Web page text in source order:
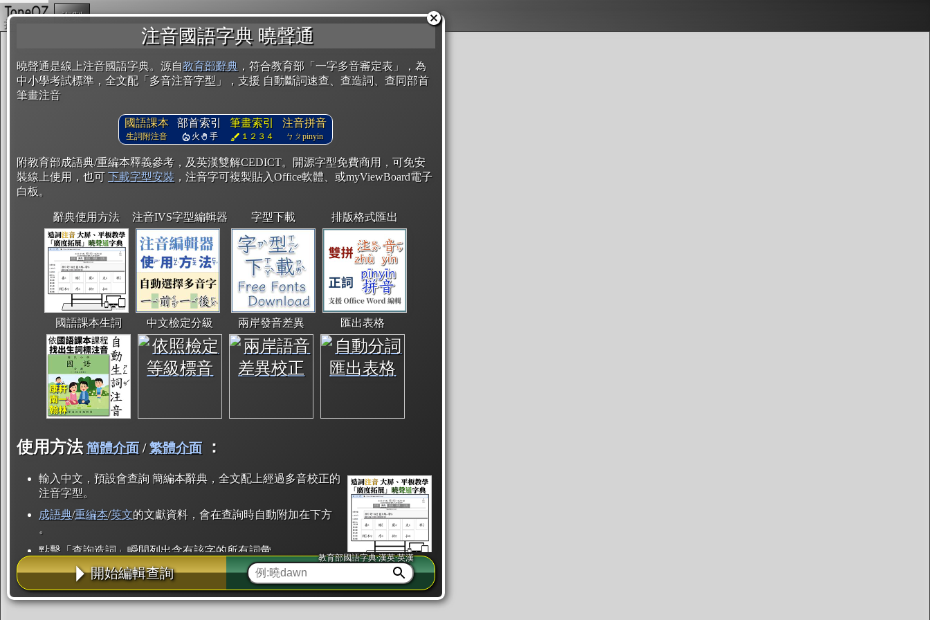
注音國語字典 曉聲通
曉聲通是線上注音國語字典。源自教育部辭典 ，符合教育部「一字多音審定表」，為
中小學考試標準，全文配「多音注音字型」，支援 自動斷詞速查、查造詞、查同部首
筆畫注音
國語課本
生詞附注音
部首索引
火 手
筆畫索引
１２３４
注音拼音
ㄅㄆpinyin
附教育部成語典/重編本釋義參考，及英漢雙解CEDICT。開源字型免費商用，可免安
裝線上使用，也可 下載字型安裝 ，注音字可複製貼入Office軟體、或myViewBoard電子
白板。
辭典使用方法 注音IVS字型編輯器 字型下載 排版格式匯出
國語課本生詞 中文檢定分級 兩岸發音差異 匯出表格
使用方法 簡體介面/繁體介面 ：
輸入中文，預設會查詢 簡編本辭典，全文配上經過多音校正的
注音字型。
成語典/重編本/英文的文獻資料，會在查詢時自動附加在下方
。
點擊「查詢造詞」瞬間列出含有該字的所有詞彙。
點「部首」瞬間列出所有「同部首字」。也支援查詢「同注音」或「同筆畫」。
辭典解釋的全文都經過自動斷詞，點擊便可瞬間「連續查詢」此字詞的解釋，不
用手動重複輸入。
開始編輯查詢
教育部國語字典·漢英·英漢
複製